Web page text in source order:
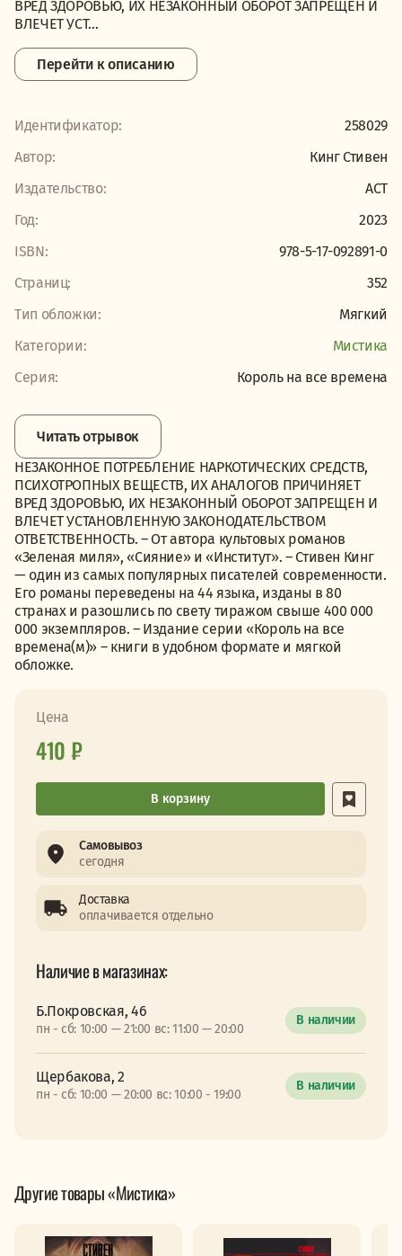
ВРЕД ЗДОРОВЬЮ, ИХ НЕЗАКОННЫЙ ОБОРОТ ЗАПРЕЩЕН И
ВЛЕЧЕТ УСТ...
Перейти к описанию
Идентификатор:
258029
Автор:
Кинг Стивен
Издательство:
АСТ
Год:
2023
ISBN:
978-5-17-092891-0
Страниц:
352
Тип обложки:
Мягкий
Категории:
Мистика
Серия:
Король на все времена
Читать отрывок
НЕЗАКОННОЕ ПОТРЕБЛЕНИЕ НАРКОТИЧЕСКИХ СРЕДСТВ,
ПСИХОТРОПНЫХ ВЕЩЕСТВ, ИХ АНАЛОГОВ ПРИЧИНЯЕТ
ВРЕД ЗДОРОВЬЮ, ИХ НЕЗАКОННЫЙ ОБОРОТ ЗАПРЕЩЕН И
ВЛЕЧЕТ УСТАНОВЛЕННУЮ ЗАКОНОДАТЕЛЬСТВОМ
ОТВЕТСТВЕННОСТЬ. – От автора культовых романов
«Зеленая миля», «Сияние» и «Институт». – Стивен Кинг
— один из самых популярных писателей современности.
Его романы переведены на 44 языка, изданы в 80
странах и разошлись по свету тиражом свыше 400 000
000 экземпляров. – Издание серии «Король на все
времена(м)» – книги в удобном формате и мягкой
обложке.
Цена
410 ₽
В корзину
Самовывоз
сегодня
Доставка
оплачивается отдельно
Наличие в магазинах:
Б.Покровская, 46
пн - сб: 10:00 — 21:00 вс: 11:00 — 20:00
В наличии
Щербакова, 2
пн - сб: 10:00 — 20:00 вс: 10:00 - 19:00
В наличии
Другие товары «Мистика»